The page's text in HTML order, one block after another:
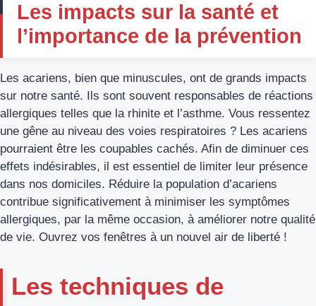
Les impacts sur la santé et
l’importance de la prévention
Les acariens, bien que minuscules, ont de grands impacts
sur notre santé. Ils sont souvent responsables de réactions
allergiques telles que la rhinite et l’asthme. Vous ressentez
une gêne au niveau des voies respiratoires ? Les acariens
pourraient être les coupables cachés. Afin de diminuer ces
effets indésirables, il est essentiel de limiter leur présence
dans nos domiciles. Réduire la population d’acariens
contribue significativement à minimiser les symptômes
allergiques, par la même occasion, à améliorer notre qualité
de vie. Ouvrez vos fenêtres à un nouvel air de liberté !
Les techniques de